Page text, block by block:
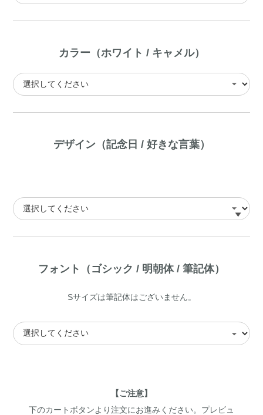
カラー（ホワイト / キャメル）
デザイン（記念日 / 好きな言葉）
フォント（ゴシック / 明朝体 / 筆記体）
Sサイズは筆記体はございません。
【ご注意】
下のカートボタンより注文にお進みください。プレビュ